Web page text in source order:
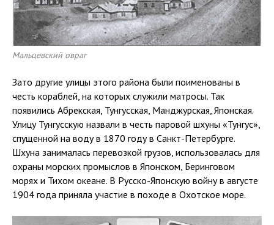
Мальцевский овраг
Зато другие улицы этого района были поименованы в
честь кораблей, на которых служили матросы. Так
появились Абрекская, Тунгусская, Манджурская, Японская.
Улицу Тунгусскую назвали в честь паровой шхуны «Тунгус»,
спущенной на воду в 1870 году в Санкт-Петербурге.
Шхуна занималась перевозкой грузов, использовалась для
охраны морских промыслов в Японском, Беринговом
морях и Тихом океане. В Русско-Японскую войну в августе
1904 года приняла участие в походе в Охотское море.